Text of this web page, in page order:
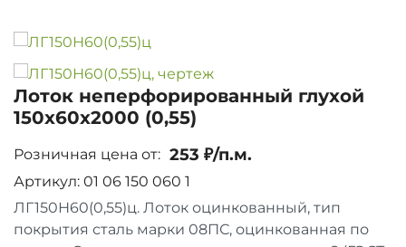
Лоток неперфорированный глухой
150х60х2000 (0,55)
Розничная цена от: 253 ₽/п.м.
Артикул: 01 06 150 060 1
ЛГ150Н60(0,55)ц. Лоток оцинкованный, тип
покрытия сталь марки 08ПС, оцинкованная по